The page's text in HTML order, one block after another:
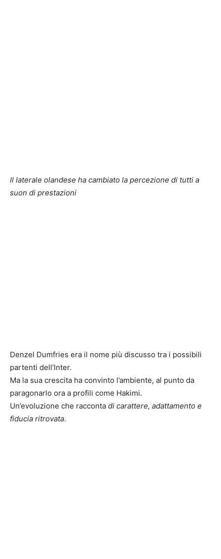
Il laterale olandese ha cambiato la percezione di tutti a
suon di prestazioni
Denzel Dumfries era il nome più discusso tra i possibili
partenti dell’Inter.
Ma la sua crescita ha convinto l’ambiente, al punto da
paragonarlo ora a profili come Hakimi.
Un’evoluzione che racconta di carattere, adattamento e
fiducia ritrovata.